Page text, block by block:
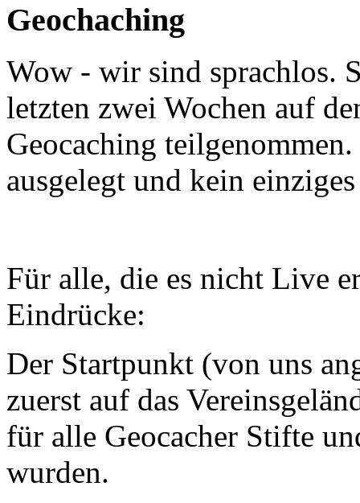
Geochaching
Wow - wir sind sprachlos.
letzten zwei Wochen auf
Geocaching
ausgelegt und kein
Für alle, die es nicht Live
Eindrücke:
Der Startpunkt (von uns
zuerst auf das
für alle Geocacher Stifte
wurden.